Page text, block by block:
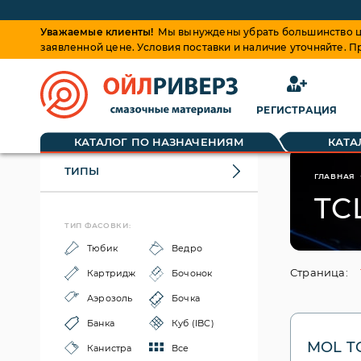
Уважаемые клиенты! Мы вынуждены убрать большинство
заявленной цене. Условия поставки и наличие
РЕГИСТРАЦИЯ
КАТАЛОГ ПО НАЗНАЧЕНИЯМ
ТИПЫ
ТИП ФАСОВКИ:
Тюбик Ведро
Картридж Бочонок
Аэрозоль Бочка
Банка Куб (IBC)
Канистра Все
ГЛАВНАЯ
Страница:
MOL